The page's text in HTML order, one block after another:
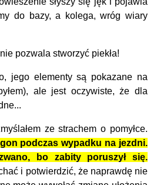
do bazy, a kolega, wróg wiary
pozwala stworzyć piekła!
jego elementy są pokazane na
ale jest oczywiste, że dla
ze strachem o pomyłce.
podczas wypadku na jezdni.
bo zabity poruszył się.
i potwierdzić, że naprawdę nie